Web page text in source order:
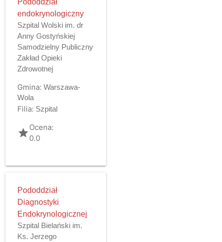
endokrynologiczny
Szpital Wolski im. dr
Anny Gostyńskiej
Samodzielny Publiczny
Zakład Opieki
Zdrowotnej
Gmina: Warszawa-
Wola
Filia: Szpital
gradeOcena:
0.0
Pododdział
Diagnostyki
Endokrynologicznej
Szpital Bielański im.
Ks. Jerzego